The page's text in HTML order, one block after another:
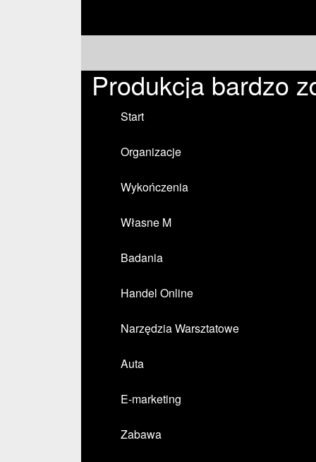
Produkcja bardzo
Start
Organizacje
Wykończenia
Własne M
Badania
Handel Online
Narzędzia Warsztatowe
Auta
E-marketing
Zabawa